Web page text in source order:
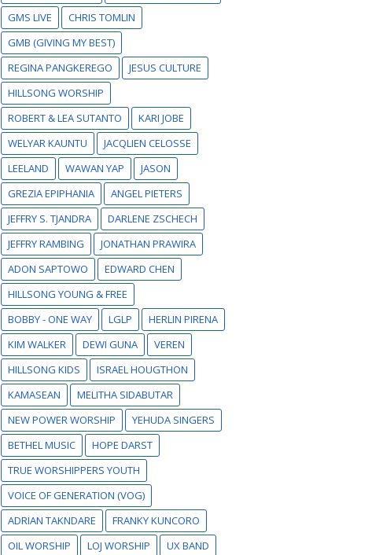
GMS LIVE
CHRIS TOMLIN
GMB (GIVING MY BEST)
REGINA PANGKEREGO
JESUS CULTURE
HILLSONG WORSHIP
ROBERT & LEA SUTANTO
KARI JOBE
WELYAR KAUNTU
JACQLIEN CELOSSE
LEELAND
WAWAN YAP
JASON
GREZIA EPIPHANIA
ANGEL PIETERS
JEFFRY S. TJANDRA
DARLENE ZSCHECH
JEFFRY RAMBING
JONATHAN PRAWIRA
ADON SAPTOWO
EDWARD CHEN
HILLSONG YOUNG & FREE
BOBBY - ONE WAY
LGLP
HERLIN PIRENA
KIM WALKER
DEWI GUNA
VEREN
HILLSONG KIDS
ISRAEL HOUGTHON
KAMASEAN
MELITHA SIDABUTAR
NEW POWER WORSHIP
YEHUDA SINGERS
BETHEL MUSIC
HOPE DARST
TRUE WORSHIPPERS YOUTH
VOICE OF GENERATION (VOG)
ADRIAN TAKNDARE
FRANKY KUNCORO
OIL WORSHIP
LOJ WORSHIP
UX BAND